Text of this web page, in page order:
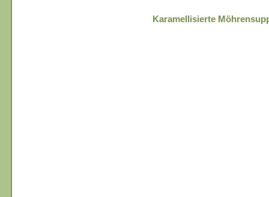
Karamellisierte